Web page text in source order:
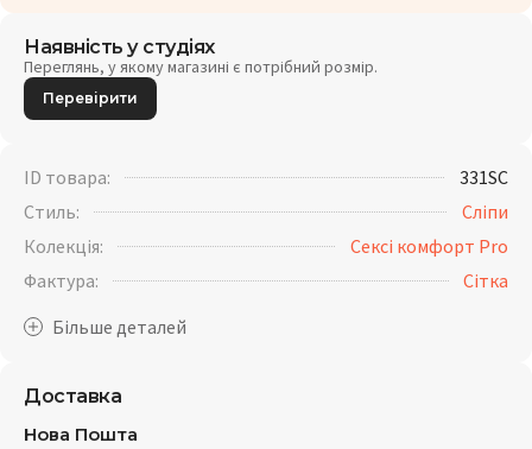
Наявність у студіях
Переглянь, у якому магазині є потрібний розмір.
Перевірити
ID товара:
331SC
Стиль:
Сліпи
Колекція:
Сексі комфорт Pro
Фактура:
Сітка
Доставка
Нова Пошта